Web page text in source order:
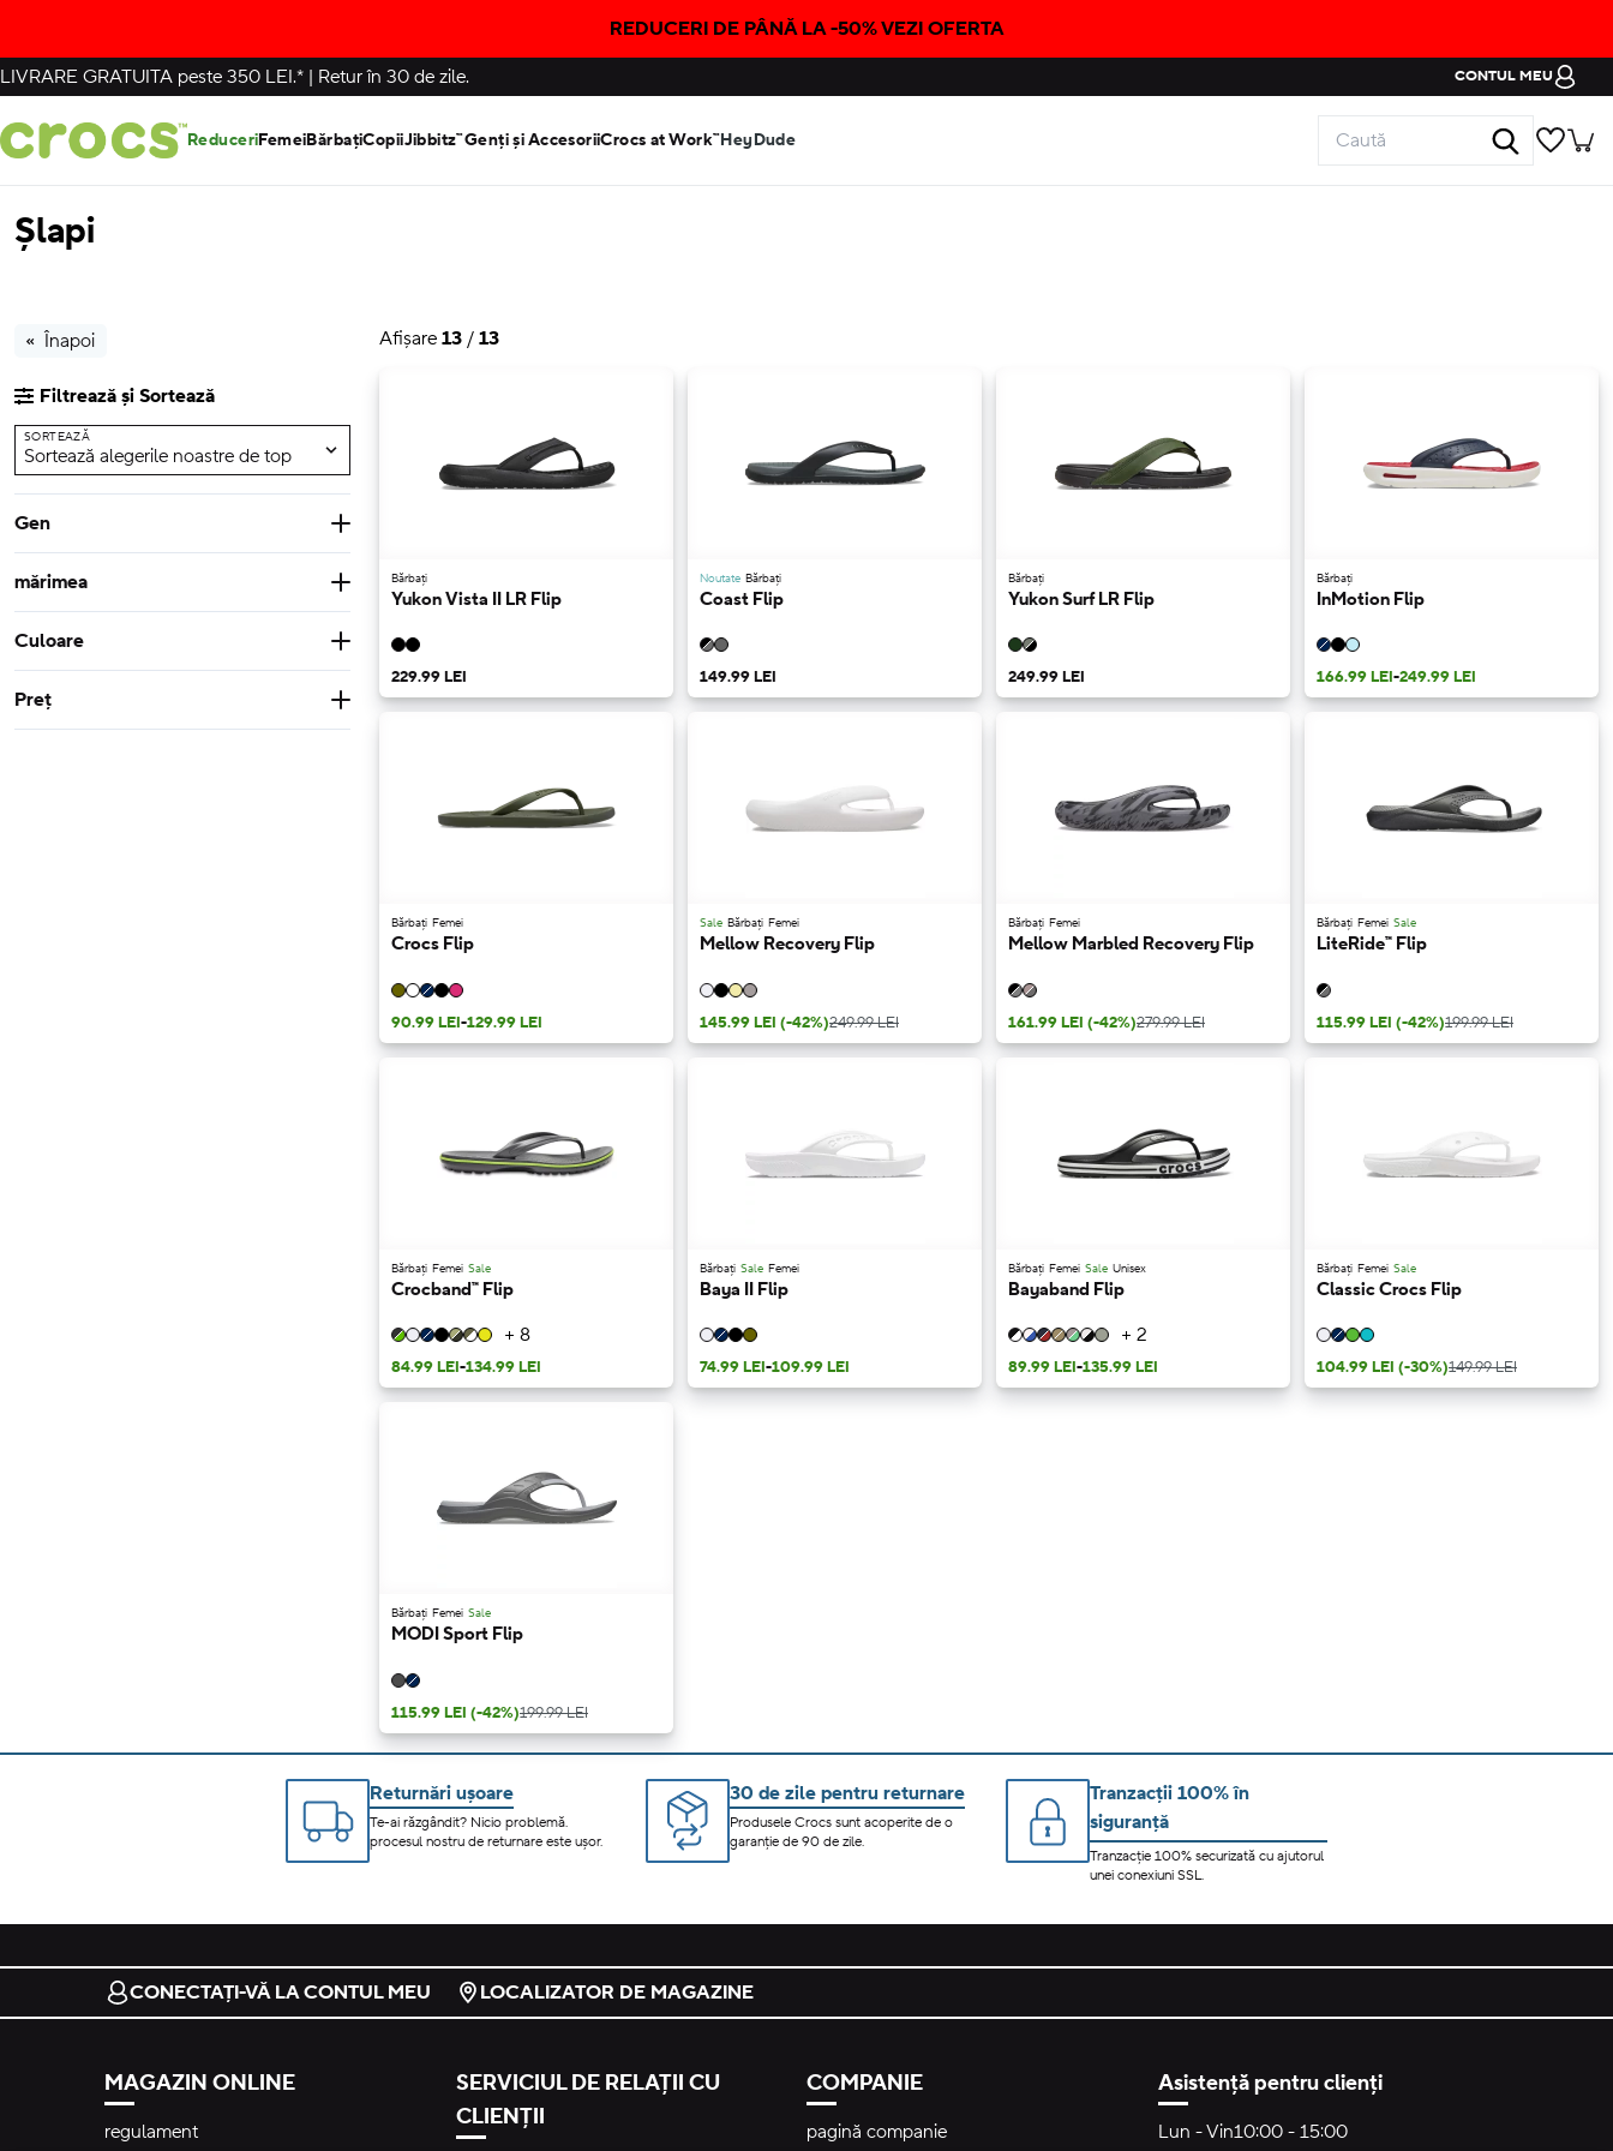
REDUCERI DE PÂNĂ LA -50% VEZI OFERTA
LIVRARE GRATUITA peste 350 LEI.* | Retur în 30 de zile. CONTUL MEU
ReduceriFemeiBărbațiCopiiJibbitz™Genți și AccesoriiCrocs at Work™HeyDude
Șlapi
Înapoi
Filtrează și Sortează
SORTEAZĂ
Sortează alegerile noastre de top
Gen
mărimea
41-42 42-43 43-44 45-46
Culoare
Yellow Light Blue Pink
Preț
De la Către
Afișare 13 / 13
Bărbați
Yukon Vista II LR Flip
229.99 LEI
Noutate Bărbați
Coast Flip
149.99 LEI
Bărbați
Yukon Surf LR Flip
249.99 LEI
Bărbați
InMotion Flip
166.99 LEI-249.99 LEI
Bărbați Femei
Crocs Flip
90.99 LEI-129.99 LEI
Sale Bărbați Femei
Mellow Recovery Flip
145.99 LEI (-42%)249.99 LEI
Bărbați Femei
Mellow Marbled Recovery Flip
161.99 LEI (-42%)279.99 LEI
Bărbați Femei Sale
LiteRide™ Flip
115.99 LEI (-42%)199.99 LEI
Bărbați Femei Sale
Crocband™ Flip
+ 8
84.99 LEI-134.99 LEI
Bărbați Sale Femei
Baya II Flip
74.99 LEI-109.99 LEI
Bărbați Femei Sale Unisex
Bayaband Flip
+ 2
89.99 LEI-135.99 LEI
Bărbați Femei Sale
Classic Crocs Flip
104.99 LEI (-30%)149.99 LEI
Bărbați Femei Sale
MODI Sport Flip
115.99 LEI (-42%)199.99 LEI
Returnări ușoare
Te-ai răzgândit? Nicio problemă.
procesul nostru de returnare este ușor.
30 de zile pentru returnare
Produsele Crocs sunt acoperite de o
garanție de 90 de zile.
Tranzacții 100% în
siguranță
Tranzacție 100% securizată cu ajutorul
unei conexiuni SSL.
CONECTAȚI-VĂ LA CONTUL MEU LOCALIZATOR DE MAGAZINE
MAGAZIN ONLINE
regulament
SERVICIUL DE RELAȚII CU
CLIENȚII
COMPANIE
pagină companie
Asistență pentru clienți
Lun - Vin10:00 - 15:00